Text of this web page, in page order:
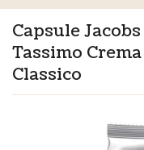
Capsule Jacobs
Tassimo Crema
Classico